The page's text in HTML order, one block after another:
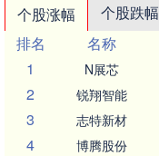
个股涨幅 个股跌幅
排名
名称
1
N展芯
2 锐翔智能
3 志特新材
4 博腾股份